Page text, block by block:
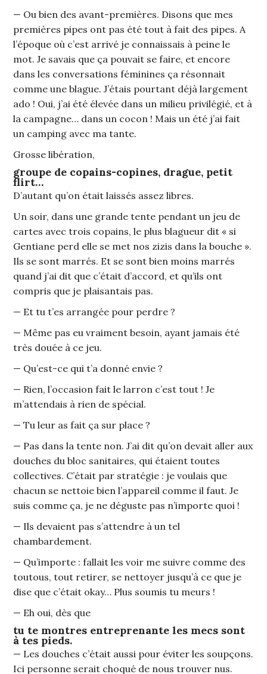
— Ou bien des avant-premières. Disons que mes
premières pipes ont pas été tout à fait des pipes. A
l’époque où c’est arrivé je connaissais à peine le
mot. Je savais que ça pouvait se faire, et encore
dans les conversations féminines ça résonnait
comme une blague. J’étais pourtant déjà largement
ado ! Oui, j’ai été élevée dans un milieu privilégié, et à
la campagne… dans un cocon ! Mais un été j’ai fait
un camping avec ma tante.
Grosse libération,
groupe de copains-copines, drague, petit
flirt…
D’autant qu’on était laissés assez libres.
Un soir, dans une grande tente pendant un jeu de
cartes avec trois copains, le plus blagueur dit « si
Gentiane perd elle se met nos zizis dans la bouche ».
Ils se sont marrés. Et se sont bien moins marrés
quand j’ai dit que c’était d’accord, et qu’ils ont
compris que je plaisantais pas.
— Et tu t’es arrangée pour perdre ?
— Même pas eu vraiment besoin, ayant jamais été
très douée à ce jeu.
— Qu’est-ce qui t’a donné envie ?
— Rien, l’occasion fait le larron c’est tout ! Je
m’attendais à rien de spécial.
— Tu leur as fait ça sur place ?
— Pas dans la tente non. J’ai dit qu’on devait aller aux
douches du bloc sanitaires, qui étaient toutes
collectives. C’était par stratégie : je voulais que
chacun se nettoie bien l’appareil comme il faut. Je
suis comme ça, je ne déguste pas n’importe quoi !
— Ils devaient pas s’attendre à un tel
chambardement.
— Qu’importe : fallait les voir me suivre comme des
toutous, tout retirer, se nettoyer jusqu’à ce que je
dise que c’était okay… Plus soumis tu meurs !
— Eh oui, dès que
tu te montres entreprenante les mecs sont
à tes pieds.
— Les douches c’était aussi pour éviter les soupçons.
Ici personne serait choqué de nous trouver nus.